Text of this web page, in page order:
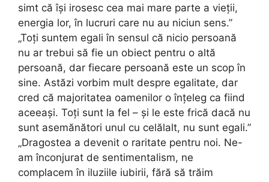
simt că își irosesc cea mai mare parte a vieții,
energia lor, în lucruri care nu au niciun sens.”
„Toți suntem egali în sensul că nicio persoană
nu ar trebui să fie un obiect pentru o altă
persoană, dar fiecare persoană este un scop în
sine. Astăzi vorbim mult despre egalitate, dar
cred că majoritatea oamenilor o înțeleg ca fiind
aceeași. Toți sunt la fel – și le este frică dacă nu
sunt asemănători unul cu celălalt, nu sunt egali.”
„Dragostea a devenit o raritate pentru noi. Ne-
am înconjurat de sentimentalism, ne
complacem în iluziile iubirii, fără să trăim